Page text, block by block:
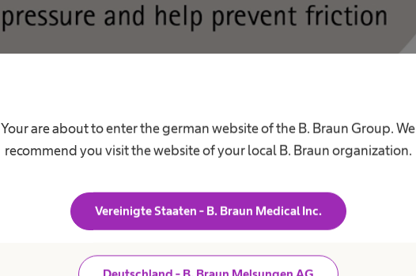
Your are about to enter the german website of the B. Braun Group. We
recommend you visit the website of your local B. Braun organization.
Vereinigte Staaten - B. Braun Medical Inc.